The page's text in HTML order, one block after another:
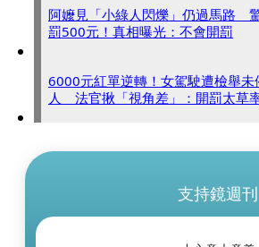
阿嬤見「小綠人閃爍」仍過馬路
罰500元！真相曝光：不會開罰
6000元紅單逆轉！女駕駛遭檢舉未
人 法官揪「視角差」：開罰太草
支持鏡週刊